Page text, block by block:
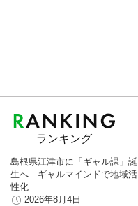
ランキング
島根県江津市に「ギャル課」誕
生へ ギャルマインドで地域活
性化
2026年8月4日